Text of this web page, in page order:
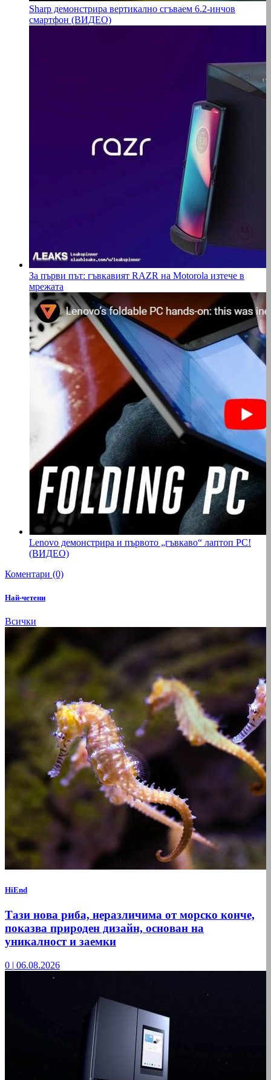
Sharp демонстрира вертикално сгъваем 6.2-инчов
смартфон (ВИДЕО)
За първи път: гъвкавият RAZR на Motorola изтече в
мрежата
Lenovo демонстрира и първото „гъвкаво“ лаптоп PC!
(ВИДЕО)
Коментари (0)
Най-четени
Всички
HiEnd
Тази нова риба, неразличима от морско конче,
показва природен дизайн, основан на
уникалност и заемки
0 | 06.08.2026